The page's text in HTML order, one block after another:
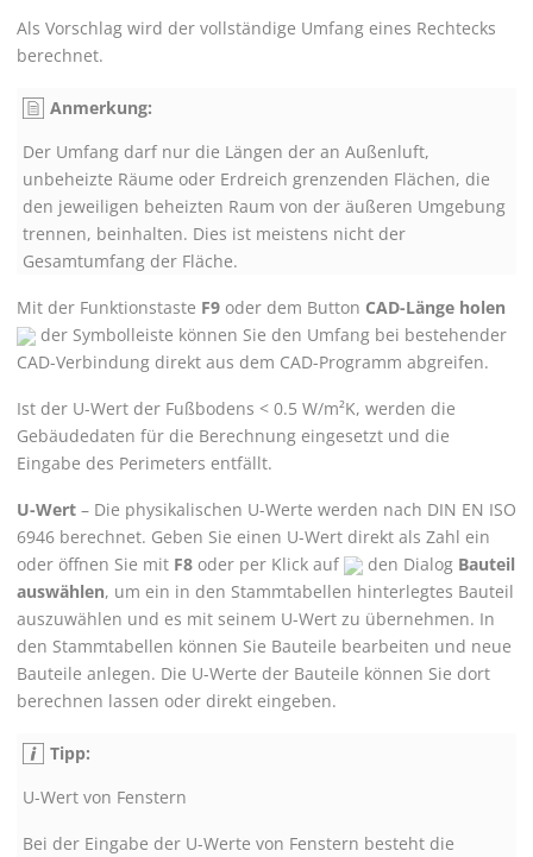
Als Vorschlag wird der vollständige Umfang eines Rechtecks
berechnet.
Anmerkung:
Der Umfang darf nur die Längen der an Außenluft,
unbeheizte Räume oder Erdreich grenzenden Flächen, die
den jeweiligen beheizten Raum von der äußeren Umgebung
trennen, beinhalten. Dies ist meistens nicht der
Gesamtumfang der Fläche.
Mit der Funktionstaste F9 oder dem Button CAD-Länge holen
der Symbolleiste können Sie den Umfang bei bestehender
CAD-Verbindung direkt aus dem CAD-Programm abgreifen.
Ist der U-Wert der Fußbodens < 0.5 W/m²K, werden die
Gebäudedaten für die Berechnung eingesetzt und die
Eingabe des Perimeters entfällt.
U-Wert – Die physikalischen U-Werte werden nach DIN EN ISO
6946 berechnet. Geben Sie einen U-Wert direkt als Zahl ein
oder öffnen Sie mit F8 oder per Klick auf den Dialog Bauteil
auswählen, um ein in den Stammtabellen hinterlegtes Bauteil
auszuwählen und es mit seinem U-Wert zu übernehmen. In
den Stammtabellen können Sie Bauteile bearbeiten und neue
Bauteile anlegen. Die U-Werte der Bauteile können Sie dort
berechnen lassen oder direkt eingeben.
Tipp:
U-Wert von Fenstern
Bei der Eingabe der U-Werte von Fenstern besteht die